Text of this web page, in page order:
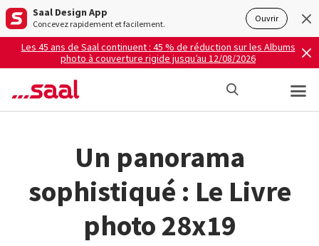
Saal Design App
Concevez rapidement et facilement. Ouvrir
Les 45 ans de Saal continuent : 45 % de réduction sur les Albums
photo à couverture rigide jusqu’au 12/08/2026
Un panorama
sophistiqué : Le Livre
photo 28x19